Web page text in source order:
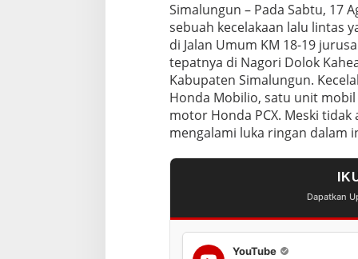
Simalungun – Pada Sabtu, 17
sebuah kecelakaan lalu lintas
di Jalan Umum KM 18-19
tepatnya di Nagori Dolok
Kabupaten Simalungun.
Honda Mobilio, satu unit
motor Honda PCX. Meski
mengalami luka ringan dalam
Dapatkan
YouTube